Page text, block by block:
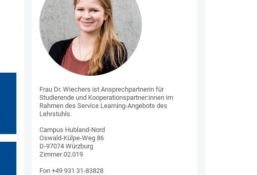
Frau Dr. Wiechers ist Ansprechpartnerin für
Studierende und Kooperationspartner:innen im
Rahmen des Service Learning-Angebots des
Lehrstuhls.
Campus Hubland-Nord
Oswald-Külpe-Weg 86
D-97074 Würzburg
Zimmer 02.019
Fon +49 931 31-83828